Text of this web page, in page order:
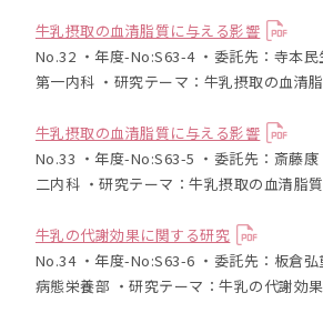
牛乳摂取の血清脂質に与える影響
No.32 ・年度-No:S63-4 ・委託先：寺本
第一内科 ・研究テーマ：牛乳摂取の血清
牛乳摂取の血清脂質に与える影響
No.33 ・年度-No:S63-5 ・委託先：斎藤
二内科 ・研究テーマ：牛乳摂取の血清脂
牛乳の代謝効果に関する研究
No.34 ・年度-No:S63-6 ・委託先：板倉
病態栄養部 ・研究テーマ：牛乳の代謝効